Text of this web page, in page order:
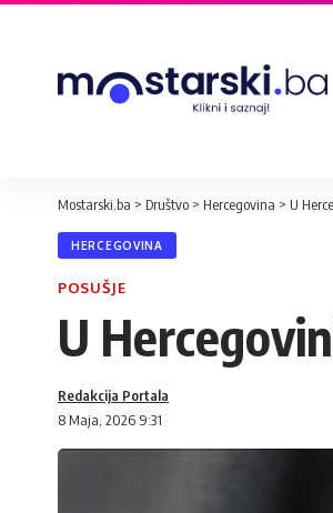
Mostarski.ba > Društvo > Hercegovina > U
HERCEGOVINA
POSUŠJE
U
8 Maja, 2026 9:31
Redakcija Portala